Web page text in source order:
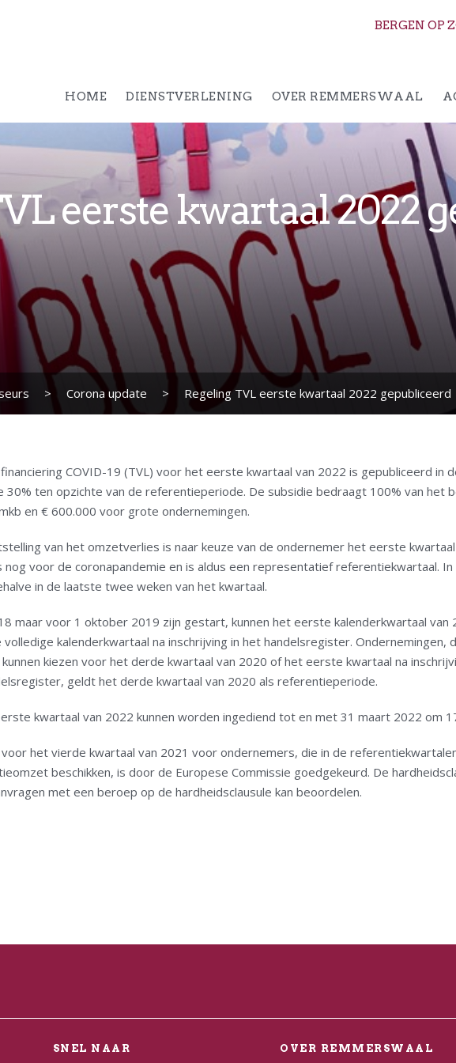
BERGEN OP
HOME DIENSTVERLENING OVER REMMERSWAAL
eerste kwartaal 2022
> Corona update > Regeling TVL eerste kwartaal 2022 gepubliceerd
COVID-19 (TVL) voor het eerste kwartaal van 2022 is gepubliceerd in
ten opzichte van de referentieperiode. De subsidie bedraagt 100% van het
en € 600.000 voor grote ondernemingen.
van het omzetverlies is naar keuze van de ondernemer het eerste
voor de coronapandemie en is aldus een representatief referentiekwartaal.
in de laatste twee weken van het kwartaal.
maar voor 1 oktober 2019 zijn gestart, kunnen het eerste kalenderkwartaal van
kalenderkwartaal na inschrijving in het handelsregister.
kiezen voor het derde kwartaal van 2020 of het eerste kwartaal na
geldt het derde kwartaal van 2020 als referentieperiode.
kwartaal van 2022 kunnen worden ingediend tot en met 31 maart 2022 om
het vierde kwartaal van 2021 voor ondernemers, die in de
beschikken, is door de Europese Commissie goedgekeurd. De
met een beroep op de hardheidsclausule kan beoordelen.
SNEL NAAR OVER REMMERSWAAL